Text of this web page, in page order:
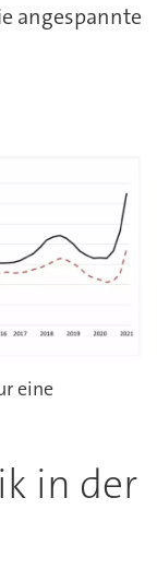
angespannte
eine
in der